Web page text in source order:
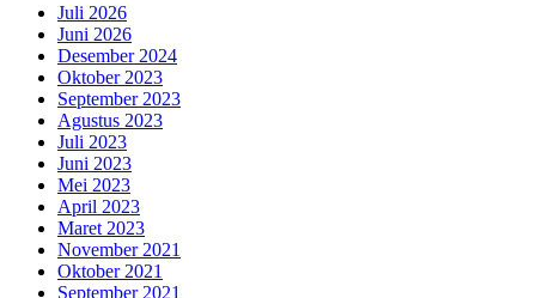
Juli 2026
Juni 2026
Desember 2024
Oktober 2023
September 2023
Agustus 2023
Juli 2023
Juni 2023
Mei 2023
April 2023
Maret 2023
November 2021
Oktober 2021
September 2021